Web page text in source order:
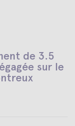
de 3.5
sur le